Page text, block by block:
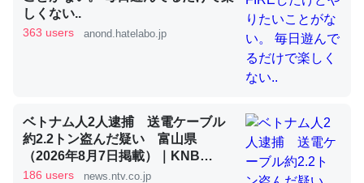
ずキチンを強化してる筈だが、酵素が違うのか？
─ニュース :: 【研究発表】昆虫学の大問題＝「昆虫はなぜ海にいな
これを元に考えるとカルシウムを大量に使う脊椎動物と貝
類は苦労してるんだな…。腹足類だと殻を無くしてナメク
しくない..
363 users anond.hatelabo.jp
ベトナム人2人逮捕 送電ケーブル
約2.2トン盗んだ疑い 富山県
（2026年8月7日掲載）｜KNB
NEWS NNN
186 users news.ntv.co.jp